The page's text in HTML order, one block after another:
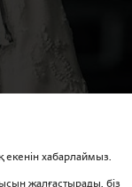
екенін хабарлаймыз.
жалғастырады, біз